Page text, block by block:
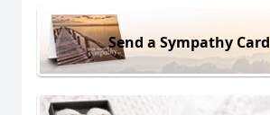
Send a Sympathy Card